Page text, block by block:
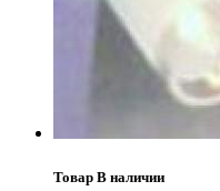
Товар В наличии